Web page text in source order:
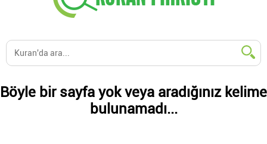
Böyle bir sayfa yok veya aradığınız kelime
bulunamadı...